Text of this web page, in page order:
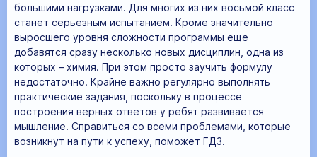
большими нагрузками. Для многих из них восьмой класс
станет серьезным испытанием. Кроме значительно
выросшего уровня сложности программы еще
добавятся сразу несколько новых дисциплин, одна из
которых – химия. При этом просто заучить формулу
недостаточно. Крайне важно регулярно выполнять
практические задания, поскольку в процессе
построения верных ответов у ребят развивается
мышление. Справиться со всеми проблемами, которые
возникнут на пути к успеху, поможет ГДЗ.